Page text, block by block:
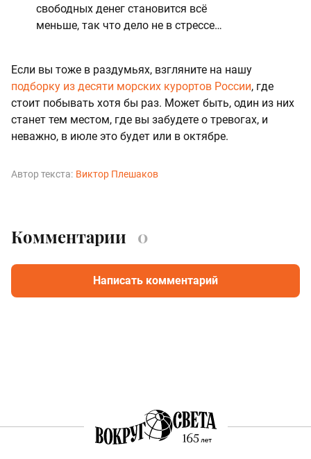
свободных денег становится всё
меньше, так что дело не в стрессе…
Если вы тоже в раздумьях, взгляните на нашу
подборку из десяти морских курортов России, где
стоит побывать хотя бы раз. Может быть, один из них
станет тем местом, где вы забудете о тревогах, и
неважно, в июле это будет или в октябре.
Автор текста: Виктор Плешаков
Комментарии 0
Написать комментарий